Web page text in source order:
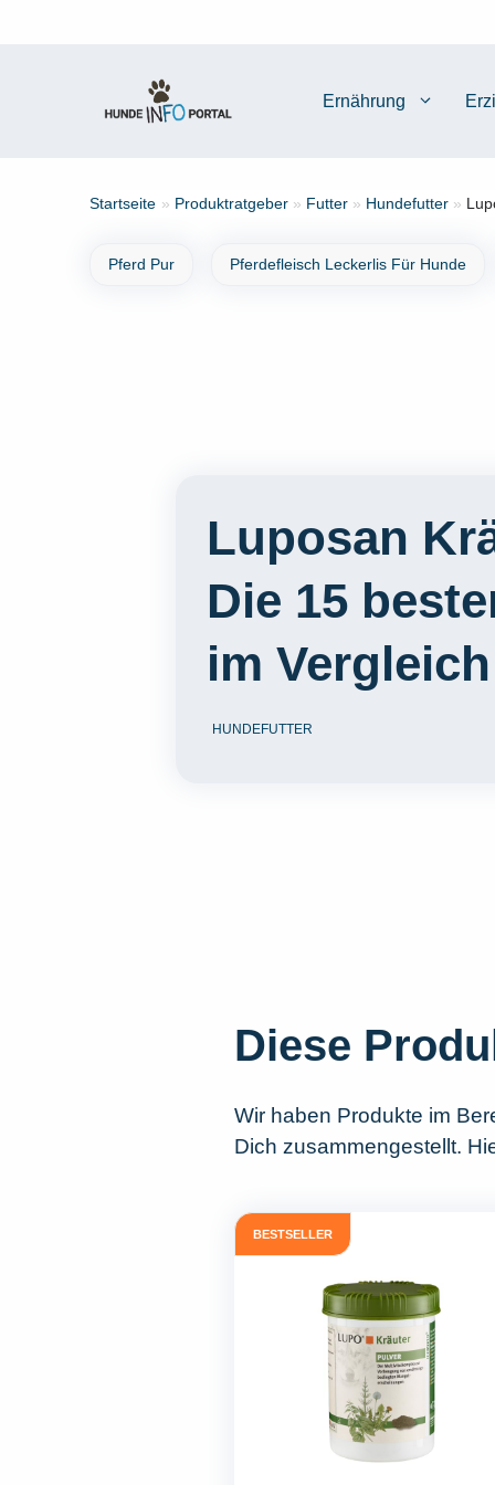
Ernährung
Startseite » Produktratgeber » Futter » Hundefutter »
Pferd Pur Pferdefleisch Leckerlis Für Hunde
Luposan
Die 15
im Vergleich
HUNDEFUTTER
Diese
Wir haben Produkte im
Dich zusammengestellt.
BESTSELLER